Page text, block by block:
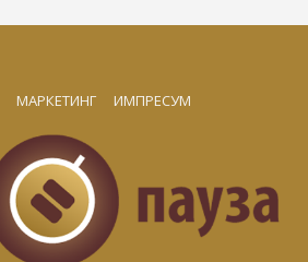
МАРКЕТИНГ ИМПРЕСУМ